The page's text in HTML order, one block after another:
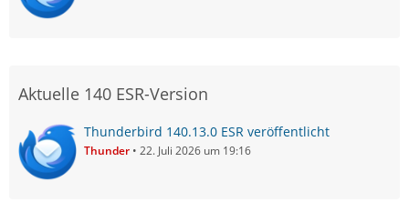
Aktuelle 140 ESR-Version
Thunderbird 140.13.0 ESR veröffentlicht
Thunder 22. Juli 2026 um 19:16